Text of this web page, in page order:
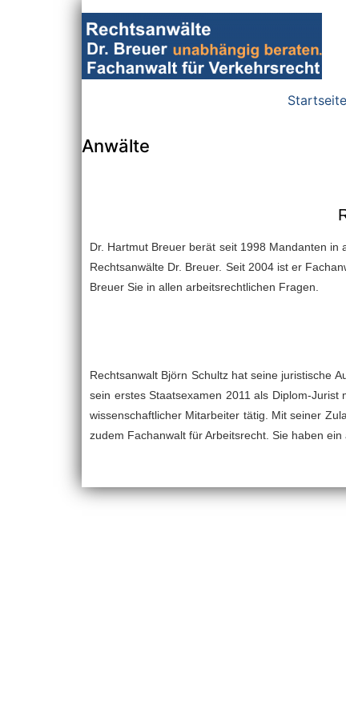
Startseite
Anwälte
Dr. Hartmut Breuer berät seit 1998 Mandanten
Rechtsanwälte Dr. Breuer. Seit 2004 ist er
Breuer Sie in allen arbeitsrechtlichen Fragen.
Rechtsanwalt Björn Schultz hat seine juristische
sein erstes Staatsexamen 2011 als Diplom-
wissenschaftlicher Mitarbeiter tätig. Mit seiner
zudem Fachanwalt für Arbeitsrecht. Sie haben